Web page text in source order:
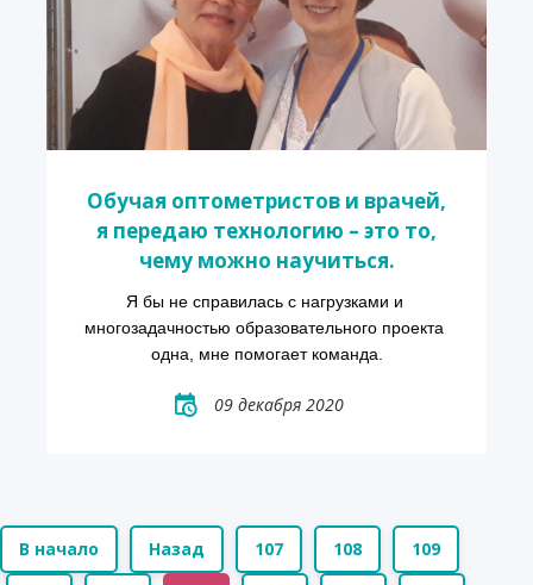
Обучая оптометристов и врачей,
я передаю технологию – это то,
чему можно научиться.
Я бы не справилась с нагрузками и
многозадачностью образовательного проекта
одна, мне помогает команда.
09 декабря 2020
В начало Назад 107 108 109